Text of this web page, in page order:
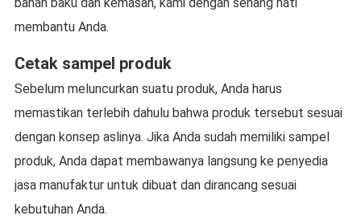
membantu Anda.
Cetak sampel produk
Sebelum meluncurkan suatu produk, Anda harus
memastikan terlebih dahulu bahwa produk tersebut sesuai
dengan konsep aslinya. Jika Anda sudah memiliki sampel
produk, Anda dapat membawanya langsung ke penyedia
jasa manufaktur untuk dibuat dan dirancang sesuai
kebutuhan Anda.